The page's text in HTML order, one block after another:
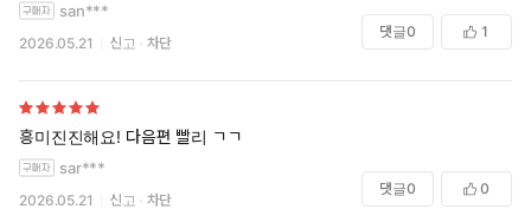
san***
2026.05.21 신고 차단
댓글0 1
흥미진진해요! 다음편 빨리 ㄱㄱ
sar***
2026.05.21 신고 차단
댓글0 0